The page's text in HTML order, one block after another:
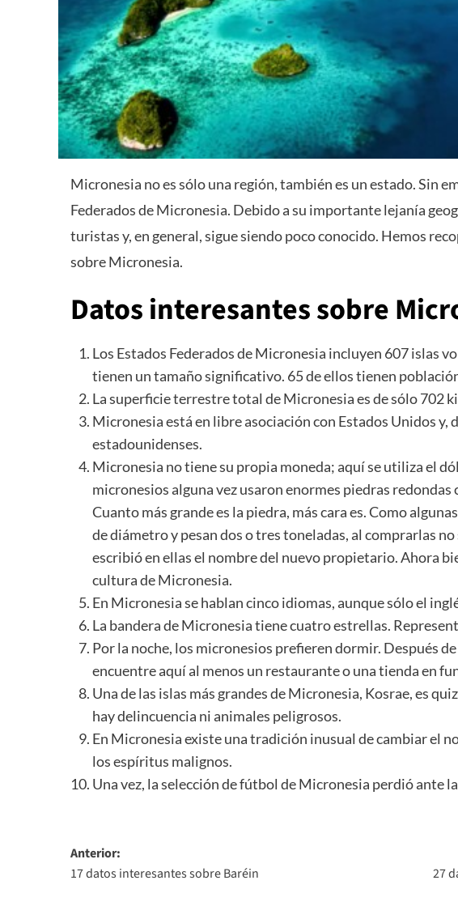
Micronesia no es sólo una región, también es un estado. Sin
Federados de Micronesia. Debido a su importante lejanía
turistas y, en general, sigue siendo poco conocido. Hemos
sobre Micronesia.
Datos interesantes sobre
Los Estados Federados de Micronesia incluyen 607 islas
tienen un tamaño significativo. 65 de ellos tienen
La superficie terrestre total de Micronesia es de sólo 702
Micronesia está en libre asociación con Estados Unidos y,
estadounidenses.
Micronesia no tiene su propia moneda; aquí se utiliza el
micronesios alguna vez usaron enormes piedras
Cuanto más grande es la piedra, más cara es. Como
de diámetro y pesan dos o tres toneladas, al comprarlas
escribió en ellas el nombre del nuevo propietario. Ahora
cultura de Micronesia.
En Micronesia se hablan cinco idiomas, aunque sólo el
La bandera de Micronesia tiene cuatro estrellas.
Por la noche, los micronesios prefieren dormir. Después
encuentre aquí al menos un restaurante o una tienda en
Una de las islas más grandes de Micronesia, Kosrae, es
hay delincuencia ni animales peligrosos.
En Micronesia existe una tradición inusual de cambiar el
los espíritus malignos.
Una vez, la selección de fútbol de Micronesia perdió ante
Navegación
de
Anterior:
17 datos interesantes sobre Baréin
27